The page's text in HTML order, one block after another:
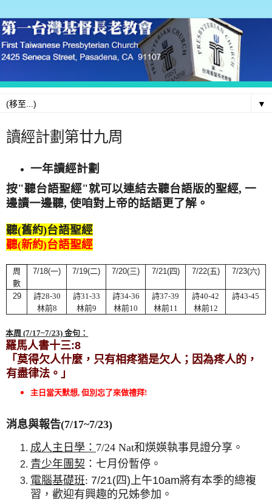
▼
讀經計劃第廿九周
一年讀經計劃
按"聽台語聖經"就可以連結去聽台語版的聖經, 一
邊讀一邊聽, 使咱對上帝的話語更了解。
聽(舊約)台語聖經
聽(新約)台語聖經
周
數
7/18(一) 7/19(二) 7/20(三) 7/21(四) 7/22(五) 7/23(六)
29 詩28-30
林前8
詩31-33
林前9
詩34-36
林前10
詩37-39
林前11
詩40-42
林前12
詩43-45
本周 (7/17~7/23) 金句：
羅馬人書十三:8
「 莫得欠人什麼，只有相疼猶是欠人；因為疼人的，
有盡律法。」
主日當天默想, 但別忘了來做禮拜!
消息與報告(7/17~7/23)
成人主日學： 7/24 Nat和煐媖執事見證分享 。
青少年團契 ：七月份暫停 。
電腦基礎班: 7/21(四)上午10am將有本季的總複
習，歡迎有興趣的兄姊參加。